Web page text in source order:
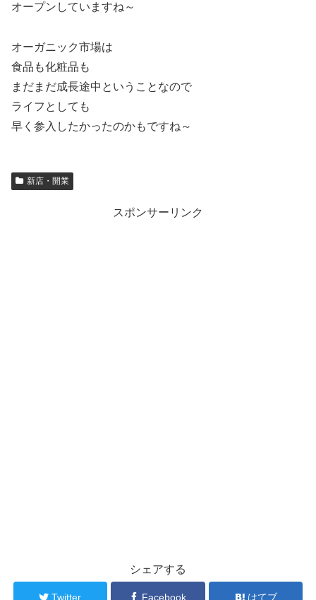
オープンしていますね～
オーガニック市場は
食品も化粧品も
まだまだ成長途中ということなので
ライフとしても
早く参入したかったのかもですね～
新店・開業
スポンサーリンク
シェアする
Twitter Facebook はてブ